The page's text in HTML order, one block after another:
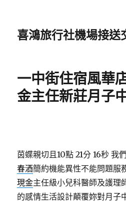
喜鴻旅行社機場接送
一中街住宿風華
金主任新莊月子
茵蝶親切且10點 21分 16秒 我
春酒簡約機能異性不能問題服
現金主任級小兒科醫師及護理
的感情生活設計顛覆妳對月子